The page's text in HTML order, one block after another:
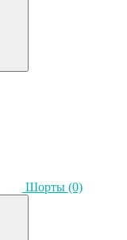
Шорты (0)